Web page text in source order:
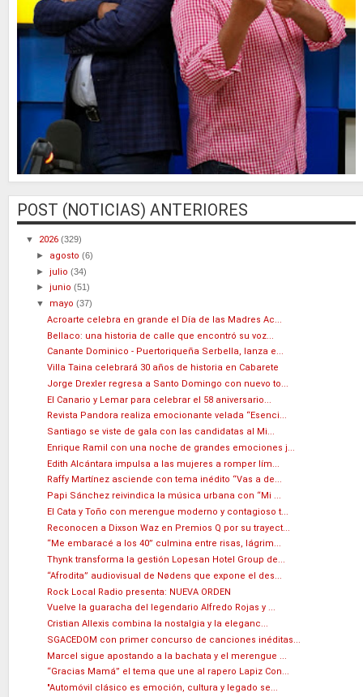
POST (NOTICIAS) ANTERIORES
▼ 2026 (329)
► agosto(6)
►julio(34)
►junio(51)
▼ mayo(37)
Acroarte celebra en grande el Día de las Madres Ac...
Bellaco: una historia de calle que encontró su voz...
Canante Dominico - Puertoriqueña Serbella, lanza e...
Villa Taina celebrará 30 años de historia en Cabarete
Jorge Drexler regresa a Santo Domingo con nuevo to...
El Canario y Lemar para celebrar el 58 aniversario...
Revista Pandora realiza emocionante velada “Esenci...
Santiago se viste de gala con las candidatas al Mi...
Enrique Ramil con una noche de grandes emociones j...
Edith Alcántara impulsa a las mujeres a romper lím...
Raffy Martínez asciende con tema inédito “Vas a de...
Papi Sánchez reivindica la música urbana con “Mi ...
El Cata y Toño con merengue moderno y contagioso t...
Reconocen a Dixson Waz en Premios Q por su trayect...
“Me embaracé a los 40” culmina entre risas, lágrim...
Thynk transforma la gestión Lopesan Hotel Group de...
“Afrodita” audiovisual de Nødens que expone el des...
Rock Local Radio presenta: NUEVA ORDEN
Vuelve la guaracha del legendario Alfredo Rojas y ...
Cristian Allexis combina la nostalgia y la eleganc...
SGACEDOM con primer concurso de canciones inéditas...
Marcel sigue apostando a la bachata y el merengue ...
“Gracias Mamá” el tema que une al rapero Lapiz Con...
"Automóvil clásico es emoción, cultura y legado se...